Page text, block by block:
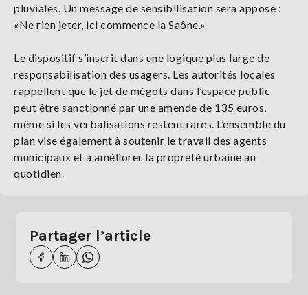
pluviales. Un message de sensibilisation sera apposé :
«Ne rien jeter, ici commence la Saône.»
Le dispositif s’inscrit dans une logique plus large de
responsabilisation des usagers. Les autorités locales
rappellent que le jet de mégots dans l’espace public
peut être sanctionné par une amende de 135 euros,
même si les verbalisations restent rares. L’ensemble du
plan vise également à soutenir le travail des agents
municipaux et à améliorer la propreté urbaine au
quotidien.
Partager l’article